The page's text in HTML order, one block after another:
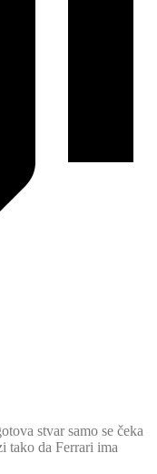
stvar samo se čeka
tako da Ferrari ima